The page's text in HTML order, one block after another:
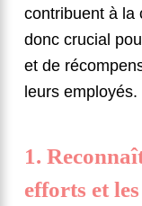
contribuent à la
donc crucial
et de
leurs employés.
1.
efforts et